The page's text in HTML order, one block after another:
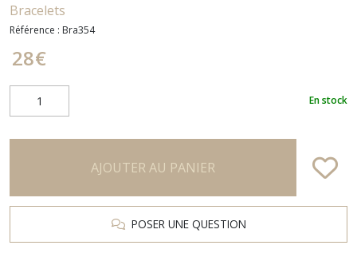
Bracelets
Référence : Bra354
28€
En stock
AJOUTER AU PANIER
POSER UNE QUESTION